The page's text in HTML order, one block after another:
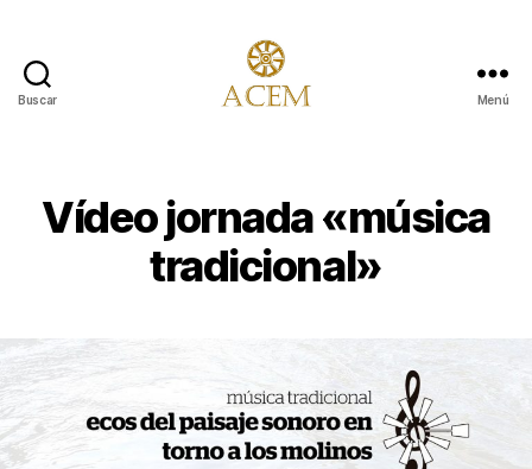
Buscar
Conservación
y
Estudio
de
Menú
Vídeo jornada «música
tradicional»